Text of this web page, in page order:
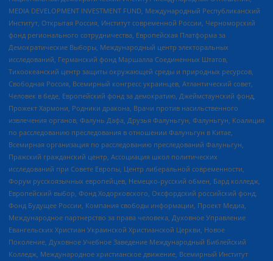
MEDIA DEVELOPMENT INVESTMENT FUND, Международный Республиканский
Институт, Открытая Россия, Институт современной России, Черноморский
фонд регионального сотрудничества, Европейская Платформа за
Демократические Выборы, Международный центр электоральных
исследований, Германский фонд Маршалла Соединенных Штатов,
Тихоокеанский центр защиты окружающей среды и природных ресурсов,
Свободная Россия, Всемирный конгресс украинцев, Атлантический совет,
Человек в беде, Европейский фонд за демократию, Джеймстаунский фонд,
Прожект Хармони, Родники дракона, Врачи против насильственного
извлечения органов, Фалунь Дафа, Друзья Фалуньгун, Фалуньгун, Коалиция
по расследованию преследования в отношении Фалуньгун в Китае,
Всемирная организация по расследованию преследований Фалуньгун,
Пражский гражданский центр, Ассоциация школ политических
исследований при Совете Европы, Центр либеральной современности,
Форум русскоязычных европейцев, Немецко-русский обмен, Бард колледж,
Европейский выбор, Фонд Ходорковского, Оксфордский российский фонд,
Фонд Будущее России, Компания свободы информации, Проект Медиа,
Международное партнерство за права человека, Духовное Управление
Евангельских Христиан Украинской Христианской Церкви, Новое
Поколение, Духовное Учебное Заведение Международный Библейский
Колледж, Международное христианское движение, Всемирный Институт